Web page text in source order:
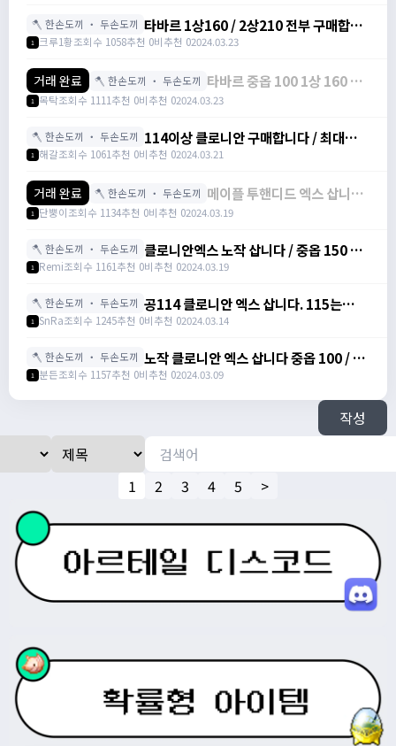
15만 /1상옵 20만/2상옵 22
만/3상옵25만 /
https://open.kakao.com/o/
🪓 한손도끼 ・ 두손도끼 타바르 1상160 / 2상210 전부 구매합니
다~(중옵기준 공102입니다) / 160/210
https://open.kakao.com/o/sUFD6tWf
1 크루1황조회수 1058추천 0비추천 02024.03.23
거래 완료 🪓 한손도끼 ・ 두손도끼 타바르 중옵 100 1상 160 2
상 250 다삽니다@@@@ /
전사 100제도끼 타바르 /
https://open.kakao.com/o/
1 목탁조회수 1111추천 0비추천 02024.03.23
🪓 한손도끼 ・ 두손도끼 114이상 클로니안 구매합니다 / 최대한맞
춰드 /
1 해갈조회수 1061추천 0비추천 02024.03.21
거래 완료 🪓 한손도끼 ・ 두손도끼 메이플 투핸디드 엑스 삽니다
(노작 or 작) / 1000+@ /
1 단뿡이조회수 1134추천 0비추천 02024.03.19
🪓 한손도끼 ・ 두손도끼 클로니안엑스 노작 삽니다 / 중옵 150 1
상 250 2상 350 삽니다 3상 450 / 클로니
1 Remi조회수 1161추천 0비추천 02024.03.19
🪓 한손도끼 ・ 두손도끼 공114 클로니안 엑스 삽니다. 115는
10/112라투 +@로 사봅니다. / 1억 /
1 SnRa조회수 1245추천 0비추천 02024.03.14
🪓 한손도끼 ・ 두손도끼 노작 클로니안 엑스 삽니다 중옵 100 / 1
상옵 150 / 2상옵 200 / 100 / 150 / 200
https://open.kakao.com/o/gHT39Bbg
1 분든조회수 1157추천 0비추천 02024.03.09
작성
1 2 3 4 5 >